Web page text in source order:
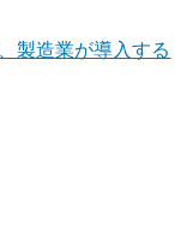
製造業が導入する